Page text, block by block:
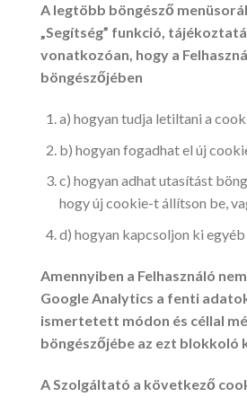
A legtöbb böngésző
„Segítség” funkció,
vonatkozóan, hogy a
böngészőjében
a) hogyan tudja letiltani a
b) hogyan fogadhat el új
c) hogyan adhat utasítást
hogy új cookie-t állítson be,
d) hogyan kapcsoljon ki
Amennyiben a Felhasználó
Google Analytics a fenti
ismertetett módon és céllal
böngészőjébe az ezt blokkoló
A Szolgáltató a következő